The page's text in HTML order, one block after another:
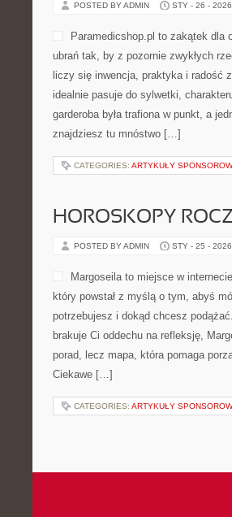
POSTED BY ADMIN STY - 26 - 2026
Paramedicshop.pl to zakątek dla
ubrań tak, by z pozornie zwykłych
liczy się inwencja, praktyka i radość
idealnie pasuje do sylwetki,
garderoba była trafiona w punkt, a
znajdziesz tu mnóstwo […]
CATEGORIES: ARTYKUŁY
HOROSKOPY
POSTED BY ADMIN STY - 25 - 2026
Margoseila to miejsce w
który powstał z myślą o tym, abyś
potrzebujesz i dokąd chcesz
brakuje Ci oddechu na refleksję,
porad, lecz mapa, która pomaga
Ciekawe […]
CATEGORIES: ARTYKUŁY